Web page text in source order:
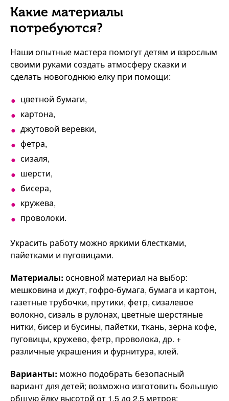
Какие материалы
потребуются?
Наши опытные мастера помогут детям и взрослым
своими руками создать атмосферу сказки и
сделать новогоднюю елку при помощи:
цветной бумаги,
картона,
джутовой веревки,
фетра,
сизаля,
шерсти,
бисера,
кружева,
проволоки.
Украсить работу можно яркими блестками,
пайетками и пуговицами.
Материалы: основной материал на выбор:
мешковина и джут, гофро-бумага, бумага и картон,
газетные трубочки, прутики, фетр, сизалевое
волокно, сизаль в рулонах, цветные шерстяные
нитки, бисер и бусины, пайетки, ткань, зёрна кофе,
пуговицы, кружево, фетр, проволока, др. +
различные украшения и фурнитура, клей.
Варианты: можно подобрать безопасный
вариант для детей; возможно изготовить большую
общую ёлку высотой от 1,5 до 2,5 метров;